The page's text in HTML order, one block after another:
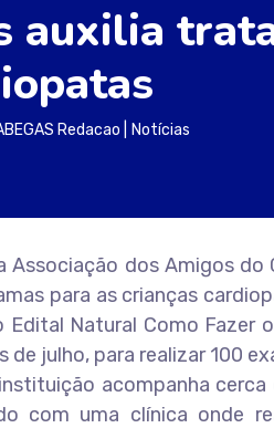
auxilia
Redacao Notícias
dos Amigos do
para as crianças
Natural Como Fazer
julho, para realizar 100
acompanha cerca
com uma clínica onde